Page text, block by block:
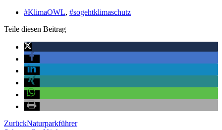
#KlimaOWL, #sogehtklimaschutz
Teile diesen Beitrag
ZurückNaturparkführer